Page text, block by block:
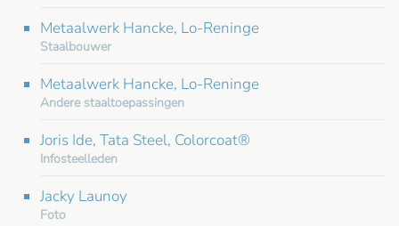
Metaalwerk Hancke, Lo-Reninge
Staalbouwer
Metaalwerk Hancke, Lo-Reninge
Andere staaltoepassingen
Joris Ide, Tata Steel, Colorcoat®
Infosteelleden
Jacky Launoy
Foto